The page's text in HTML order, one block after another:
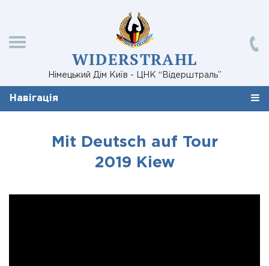
WIDERSTRAHL
Німецький Дім Київ - ЦНК “Відерштраль”
Навігація
Mit Deutsch auf Tour
2019 Kiew